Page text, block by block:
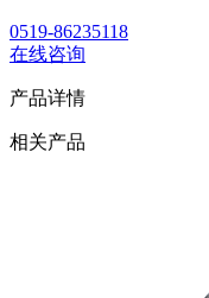
0519-86235118
在线咨询
产品详情
相关产品